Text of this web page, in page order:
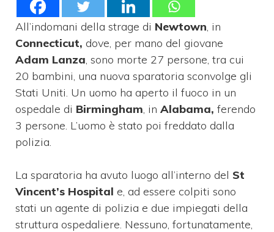
All’indomani della strage di Newtown, in
Connecticut, dove, per mano del giovane
Adam Lanza, sono morte 27 persone, tra cui
20 bambini, una nuova sparatoria sconvolge gli
Stati Uniti. Un uomo ha aperto il fuoco in un
ospedale di Birmingham, in Alabama, ferendo
3 persone. L’uomo è stato poi freddato dalla
polizia.
La sparatoria ha avuto luogo all’interno del St
Vincent’s Hospital e, ad essere colpiti sono
stati un agente di polizia e due impiegati della
struttura ospedaliere. Nessuno, fortunatamente,